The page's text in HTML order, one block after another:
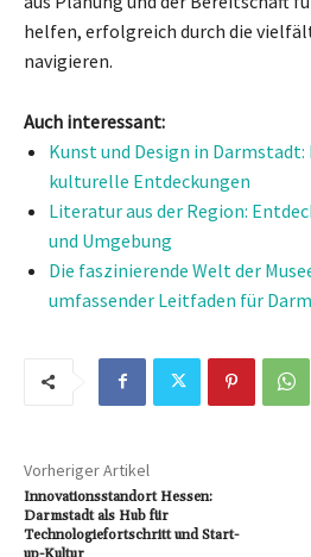
helfen, erfolgreich durch die
navigieren.
Auch interessant:
Kunst und Design in
kulturelle Entdeckungen
Literatur aus der Region:
und Umgebung
Die faszinierende Welt der
umfassender Leitfaden für
Vorheriger Artikel
Innovationsstandort Hessen:
Darmstadt als Hub für
Technologiefortschritt und Start-